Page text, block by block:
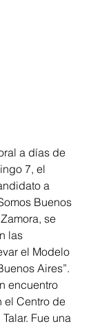
a días de
7, el
a
Buenos
se
las
el Modelo
Aires”.
encuentro
el Centro de
Fue una